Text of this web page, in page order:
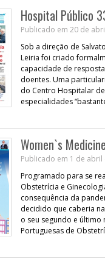
Hospital Público
Publicado em 20 de
Sob a direção de
Leiria foi criado
capacidade de
doentes. Uma
do Centro Hospitalar
especialidades
Women`s
Publicado em 1 de abril
Programado para se
Obstetrícia e
consequência da
decidido que caberia
o seu segundo e
Portuguesas de